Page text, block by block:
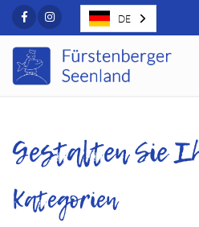
FacebookInstagram
Gestalten Sie
Kategorien
DE